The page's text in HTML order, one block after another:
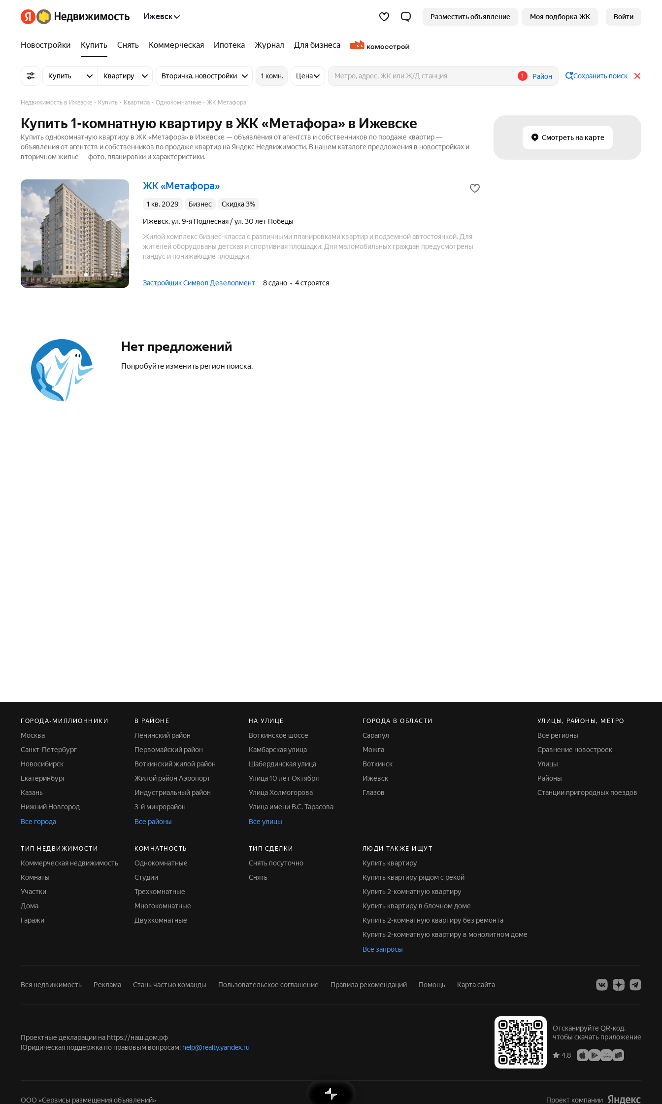
Ижевск Разместить объявление Моя подборка ЖК Войти
Новостройки Купить Снять Коммерческая Ипотека Журнал Для бизнеса
Купить Квартиру Вторичка, новостройки 1 комн. Цена 1 Район Сохранить поиск
Смотреть на карте
Недвижимость в Ижевске Купить Квартира Однокомнатные ЖК Метафора
Купить 1-комнатную квартиру в ЖК «Метафора» в Ижевске
Купить однокомнатную квартиру в ЖК «Метафора» в Ижевске — объявления от агентств и собственников по продаже квартир —
объявления от агентств и собственников по продаже квартир на Яндекс Недвижимости. В нашем каталоге предложения в новостройках и
вторичном жилье — фото, планировки и характеристики.
ЖК «Метафора»
1 кв. 2029 бизнес Скидка 3%
Ижевск,ул. 9-я Подлесная / ул. 30 лет Победы
Жилой комплекс бизнес-класса с различными планировками квартир и подземной автостоянкой. Для
жителей оборудованы детская и спортивная площадки. Для маломобильных граждан предусмотрены
пандус и понижающие площадки.
Застройщик Символ Девелопмент 8 сдано 4 строятся
+1
Нет предложений
Попробуйте изменить регион поиска.
ГОРОДА-МИЛЛИОННИКИ
Москва
Санкт-Петербург
Новосибирск
Екатеринбург
Казань
Нижний Новгород
Все города
В РАЙОНЕ
Ленинский район
Первомайский район
Воткинский жилой район
Жилой район Аэропорт
Индустриальный район
3-й микрорайон
Все районы
НА УЛИЦЕ
Воткинское шоссе
Камбарская улица
Шабердинская улица
Улица 10 лет Октября
Улица Холмогорова
Улица имени В.С. Тарасова
Все улицы
ГОРОДА В ОБЛАСТИ
Сарапул
Можга
Воткинск
Ижевск
Глазов
УЛИЦЫ, РАЙОНЫ, МЕТРО
Все регионы
Сравнение новостроек
Улицы
Районы
Станции пригородных поездов
ТИП НЕДВИЖИМОСТИ
Коммерческая недвижимость
Комнаты
Участки
Дома
Гаражи
КОМНАТНОСТЬ
Однокомнатные
Студии
Трехкомнатные
Многокомнатные
Двухкомнатные
ТИП СДЕЛКИ
Снять посуточно
Снять
ЛЮДИ ТАКЖЕ ИЩУТ
Купить квартиру
Купить квартиру рядом с рекой
Купить 2-комнатную квартиру
Купить квартиру в блочном доме
Купить 2-комнатную квартиру без ремонта
Купить 2-комнатную квартиру в монолитном доме
Все запросы
Вся недвижимость Реклама Стань частью команды Пользовательское соглашение Правила рекомендаций Помощь Карта сайта
Проектные декларации на https://наш.дом.рф
Юридическая поддержка по правовым вопросам: help@realty.yandex.ru
Отсканируйте QR-код,
чтобы скачать приложение
4.8
ООО «Сервисы размещения объявлений» Проект компании